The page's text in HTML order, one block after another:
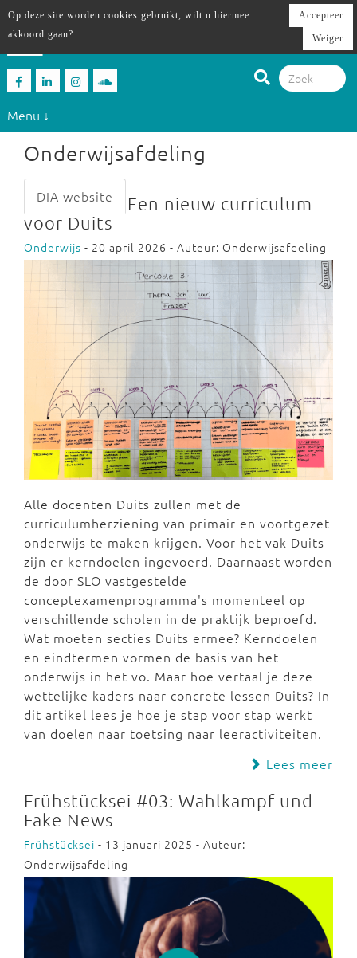
Menu ↓
Onderwijsafdeling
DIA website
Een nieuw curriculum
voor Duits
Onderwijs - 20 april 2026 - Auteur: Onderwijsafdeling
Alle docenten Duits zullen met de
curriculumherziening van primair en voortgezet
onderwijs te maken krijgen. Voor het vak Duits
zijn er kerndoelen ingevoerd. Daarnaast worden
de door SLO vastgestelde
conceptexamenprogramma's momenteel op
verschillende scholen in de praktijk beproefd.
Wat moeten secties Duits ermee? Kerndoelen
en eindtermen vormen de basis van het
onderwijs in het vo. Maar hoe vertaal je deze
wettelijke kaders naar concrete lessen Duits? In
dit artikel lees je hoe je stap voor stap werkt
van doelen naar toetsing naar leeractiviteiten.
Lees meer
Frühstücksei #03: Wahlkampf und
Fake News
Frühstücksei - 13 januari 2025 - Auteur:
Onderwijsafdeling
Op deze site worden cookies gebruikt, wilt u hiermee
akkoord gaan?
Accepteer
Weiger